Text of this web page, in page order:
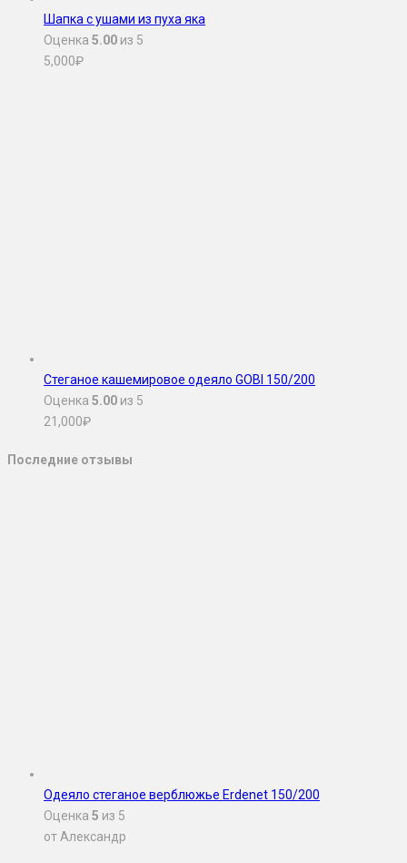
Шапка с ушами из пуха яка
Оценка 5.00 из 5
5,000₽
Стеганое кашемировое одеяло GOBI 150/200
Оценка 5.00 из 5
21,000₽
Последние отзывы
Одеяло стеганое верблюжье Erdenet 150/200
Оценка 5 из 5
от Александр